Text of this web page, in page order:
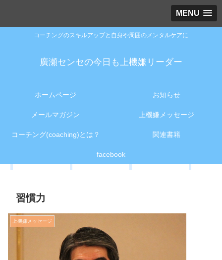
MENU
コーチングのスキルアップと自身や周囲のメンタルケアに
廣瀬センセの今日も上機嫌リーダー
ホームページ お知らせ
メールマガジン 上機嫌メッセージ
コーチング(coaching)とは？ 関連書籍
facebook
習慣力
上機嫌メッセージ